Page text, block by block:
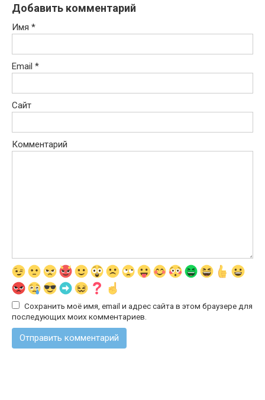
Добавить комментарий
Имя *
Email *
Сайт
Комментарий
Сохранить моё имя, email и адрес сайта в этом браузере для
последующих моих комментариев.